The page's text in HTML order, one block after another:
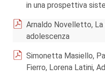
in una prospettiva
Arnaldo Novelletto,
adolescenza
Simonetta Masiello,
Fierro, Lorena Latini,